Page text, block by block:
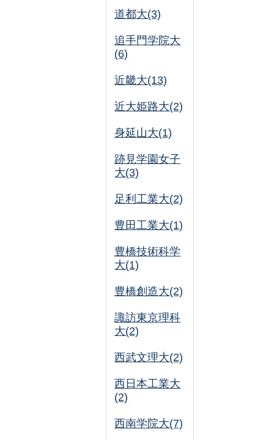
道都大(3)
追手門学院大
(6)
近畿大(13)
近大姫路大(2)
身延山大(1)
跡見学園女子
大(3)
足利工業大(2)
豊田工業大(1)
豊橋技術科学
大(1)
豊橋創造大(2)
諏訪東京理科
大(2)
西武文理大(2)
西日本工業大
(2)
西南学院大(7)